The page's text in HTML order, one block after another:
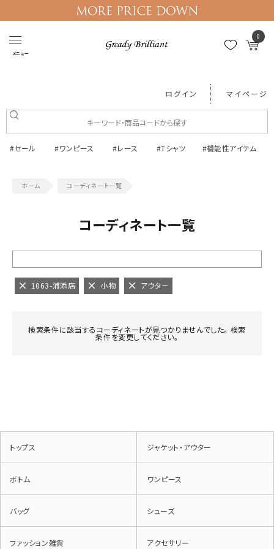
メニュー
0
ログイン マイページ
#セール #ワンピース #レース #Tシャツ #機能性アイテム
コーディネート一覧
コーディネート一覧
1063-浦添店 小物 アウター
検索条件に該当するコーディネートが見つかりませんでした。 検索
条件を変更してください。
トップス ジャケット・アウター
ボトム ワンピース
バッグ シューズ
ファッション雑貨 アクセサリー